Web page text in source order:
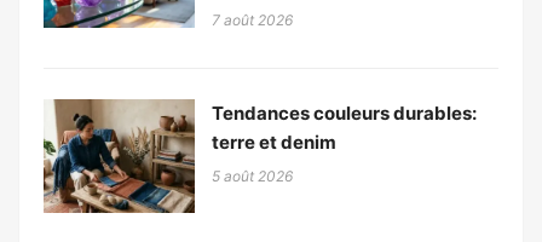
7 août 2026
Tendances couleurs durables:
terre et denim
5 août 2026